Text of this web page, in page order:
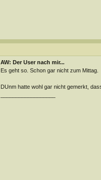
AW: Der User nach mir...
Es geht so. Schon gar nicht zum Mittag.
DUnm hatte wohl gar nicht gemerkt,